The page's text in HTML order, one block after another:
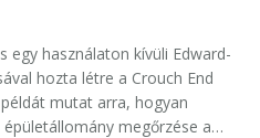
egy használaton kívüli Edward-
hozta létre a Crouch End
mutat arra, hogyan
megőrzése a